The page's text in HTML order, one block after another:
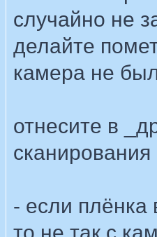
случайно не
делайте
камера не
отнесите в
сканирования
- если плёнка